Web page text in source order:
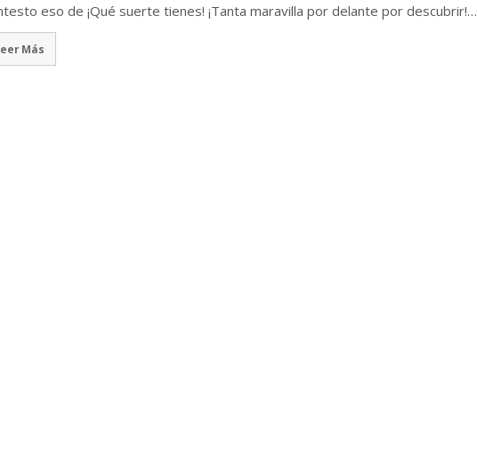
eso de ¡Qué suerte tienes! ¡Tanta maravilla por delante por descubrir!…
Más